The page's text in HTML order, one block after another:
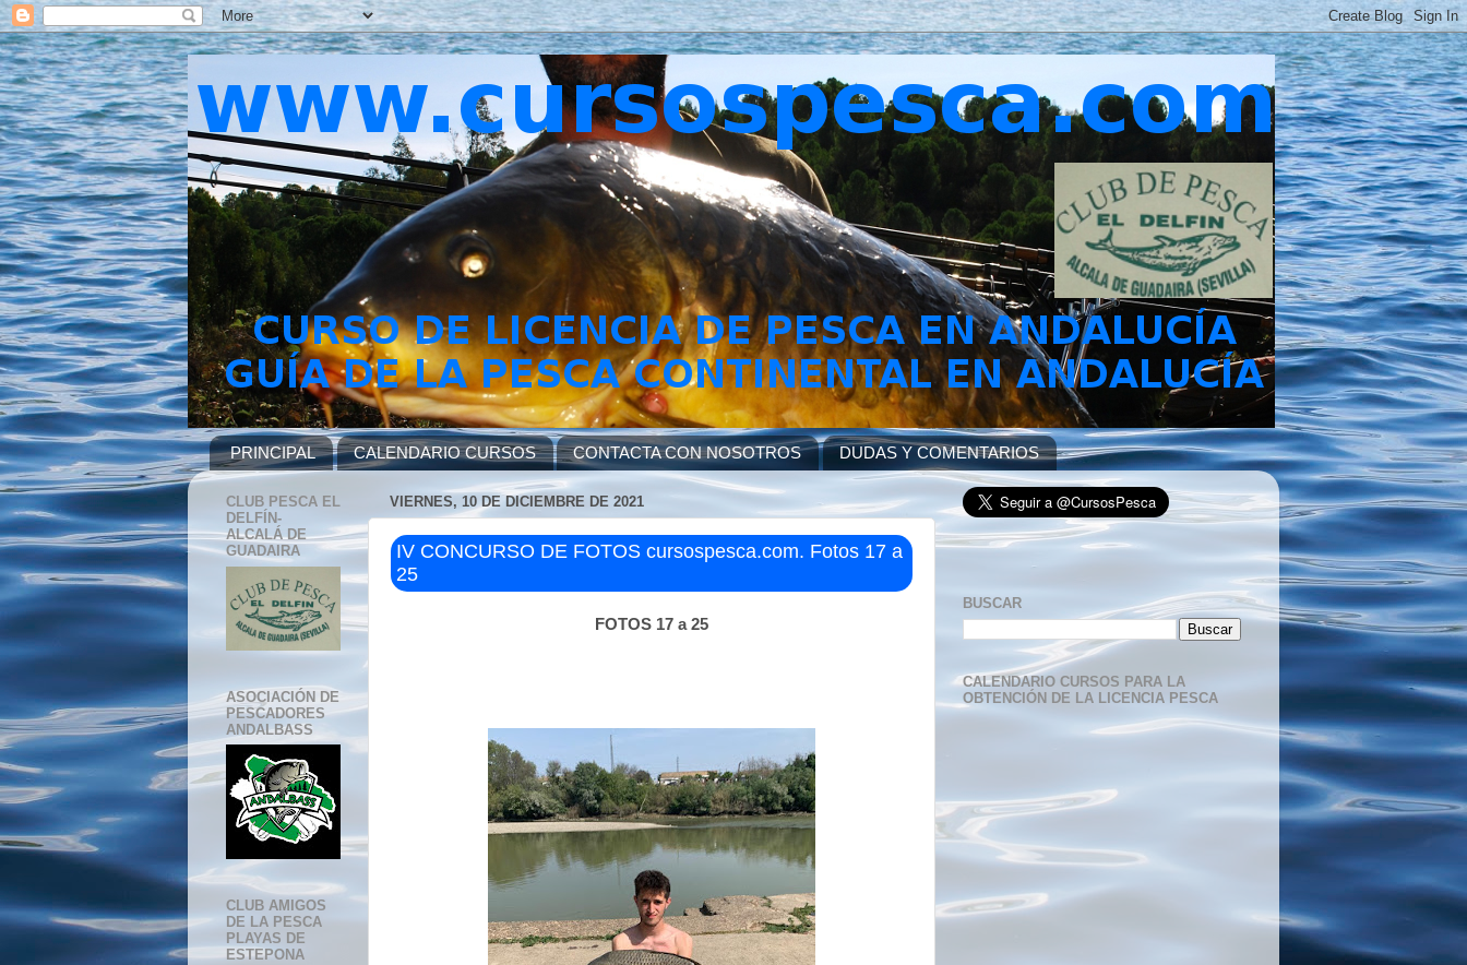
PRINCIPAL CALENDARIO CURSOS CONTACTA CON NOSOTROS DUDAS Y COMENTARIOS
VIERNES, 10 DE DICIEMBRE DE 2021
IV CONCURSO DE FOTOS cursospesca.com. Fotos 17 a
25
FOTOS 17 a 25
CLUB PESCA EL
DELFÍN-
ALCALÁ DE
GUADAIRA
ASOCIACIÓN DE
PESCADORES
ANDALBASS
CLUB AMIGOS
DE LA PESCA
PLAYAS DE
ESTEPONA
BUSCAR
CALENDARIO CURSOS PARA LA
OBTENCIÓN DE LA LICENCIA PESCA